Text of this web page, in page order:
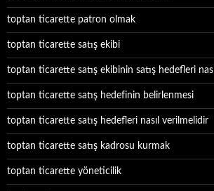
toptan ticarette patron olmak
toptan ticarette satış ekibi
toptan ticarette satış ekibinin satış hedefleri
toptan ticarette satış hedefinin belirlenmesi
toptan ticarette satış hedefleri nasıl verilmelidir
toptan ticarette satış kadrosu kurmak
toptan ticarette yöneticilik